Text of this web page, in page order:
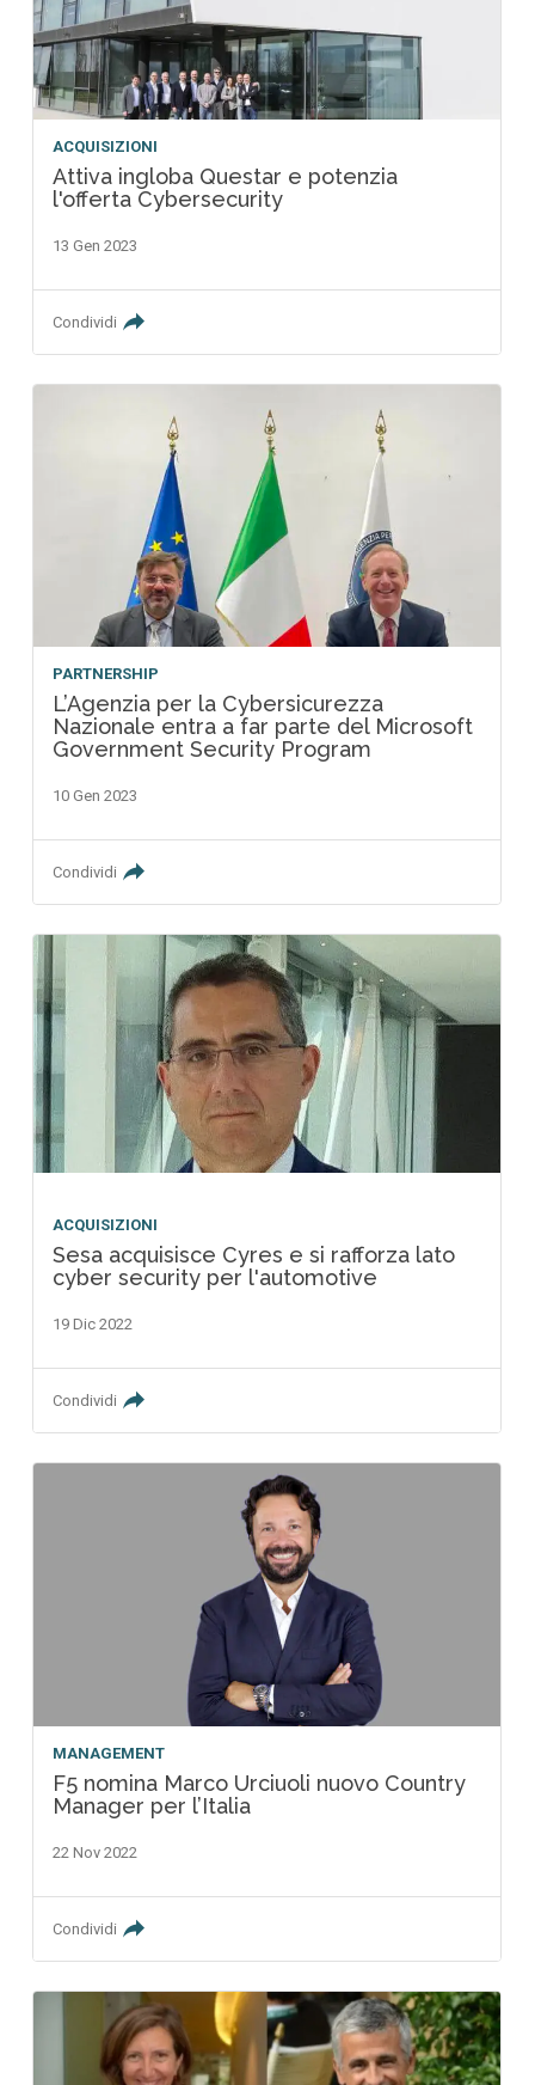
ACQUISIZIONI
Attiva ingloba Questar e potenzia
l'offerta Cybersecurity
13 Gen 2023
Condividi
PARTNERSHIP
L’Agenzia per la Cybersicurezza
Nazionale entra a far parte del Microsoft
Government Security Program
10 Gen 2023
Condividi
ACQUISIZIONI
Sesa acquisisce Cyres e si rafforza lato
cyber security per l'automotive
19 Dic 2022
Condividi
MANAGEMENT
F5 nomina Marco Urciuoli nuovo Country
Manager per l’Italia
22 Nov 2022
Condividi